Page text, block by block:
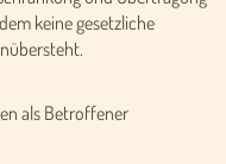
keine gesetzliche
als Betroffener